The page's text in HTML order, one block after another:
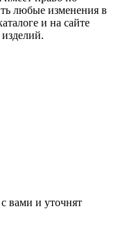
любые изменения в
и на сайте
вами и уточнят